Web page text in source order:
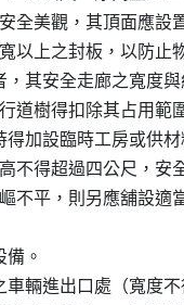
安全美觀，其頂面應
寬以上之封板，以防止
，其安全走廊之寬度
行道樹得扣除其占用範
得加設臨時工房或供
高不得超過四公尺，
嶇不平，則另應舖設
備。
車輛進出口處（寬度